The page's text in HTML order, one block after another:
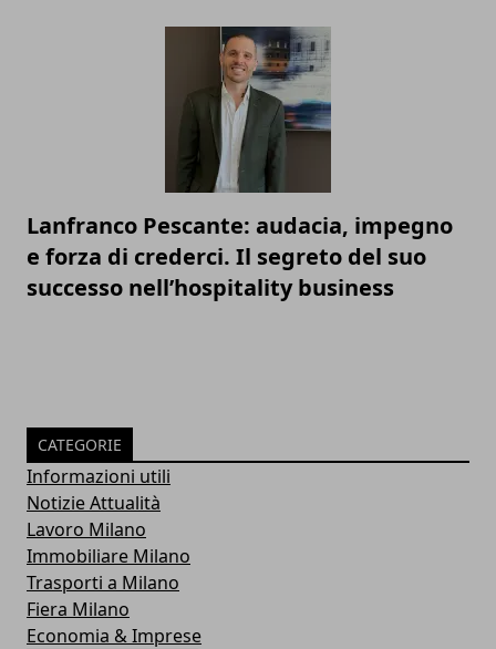
Lanfranco Pescante: audacia, impegno
e forza di crederci. Il segreto del suo
successo nell’hospitality business
CATEGORIE
Informazioni utili
Notizie Attualità
Lavoro Milano
Immobiliare Milano
Trasporti a Milano
Fiera Milano
Economia & Imprese